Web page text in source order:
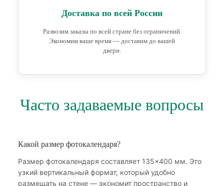
Доставка по всей России
Развозим заказы по всей стране без ограничений.
Экономим ваше время — доставим до вашей
двери.
Часто задаваемые вопросы
Какой размер фотокалендаря?
Размер фотокалендаря составляет 135×400 мм. Это
узкий вертикальный формат, который удобно
размещать на стене — экономит пространство и